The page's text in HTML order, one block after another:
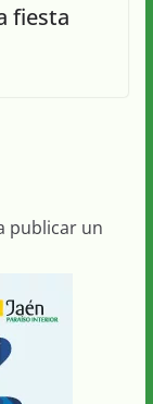
fiesta
publicar un